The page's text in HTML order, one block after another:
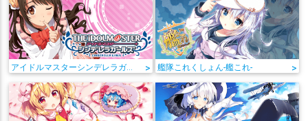
アイドルマスターシンデレラガールズ > 艦隊これくしょん-艦これ- >